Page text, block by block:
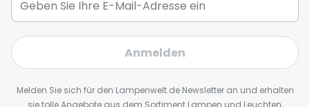
Anmelden
Melden Sie sich für den Lampenwelt.de Newsletter an und erhalten
sie tolle Angebote aus dem Sortiment Lampen und Leuchten,